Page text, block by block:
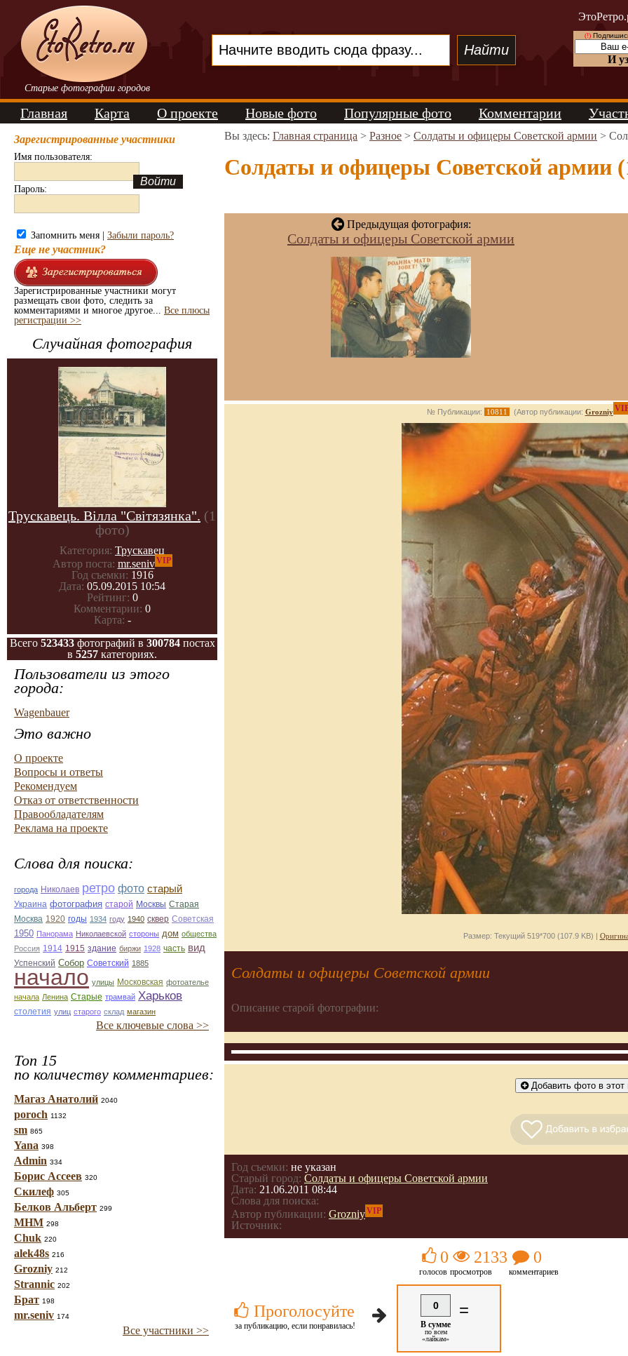
Старые фотографии городов
(!)
И
Главная Карта О проекте Новые фото Популярные фото Комментарии
Зарегистрированные участники
Имя пользователя:
Пароль:
Запомнить меня | Забыли пароль?
Еще не участник?
Зарегистрированные участники могут
размещать свои фото, следить за
комментариями и многое другое... Все плюсы
регистрации >>
Случайная фотография
Трускавець. Вілла "Світязянка". (1
фото)
Категория: Трускавец
Автор поста: mr.senivVIP
Год съемки: 1916
Дата: 05.09.2015 10:54
Рейтинг: 0
Комментарии: 0
Карта: -
Всего 523433фотографий в 300784постах
в 5257 категориях.
Пользователи из этого
города:
Wagenbauer
Это важно
О проекте
Вопросы и ответы
Рекомендуем
Отказ от ответственности
Правообладателям
Реклама на проекте
Слова для поиска:
города Николаев ретро фото старый
Украина фотография старой Москвы Старая
Москва 1920 годы 1934 году 1940 сквер Советская
1950 Панорама Николаевской стороны дом общества
Россия 1914 1915 здание биржи 1928 часть вид
Успенский Собор Советский 1885
начало улицы Московская фотоателье
начала Ленина Старые трамвай Харьков
столетия улиц старого склад магазин
Все ключевые слова >>
Топ 15
по количеству комментариев:
Магаз Анатолий 2040
poroch 1132
sm 865
Yana 398
Admin 334
Борис Ассеев 320
Скилеф 305
Белков Альберт 299
МНМ 298
Chuk 220
alek48s 216
Grozniy 212
Strannic 202
Брат 198
mr.seniv 174
Все участники >>
Вы здесь: Главная страница > Разное > Солдаты и офицеры Советской армии >
Солдаты и офицеры Советской армии
Предыдущая фотография:
Солдаты и офицеры Советской армии
№ Публикации: 10811 (Автор публикации: Grozniy
Размер: Текущий 519*700 (107.9 KB) |
Солдаты и офицеры Советской армии
Описание старой фотографии:
Добавить фото в этот
Год съемки: не указан
Старый город: Солдаты и офицеры Советской армии
Дата: 21.06.2011 08:44
Слова для поиска:
Автор публикации: GrozniyVIP
Источник:
Проголосуйте
за публикацию, если понравилась!
0
голосов
2133
просмотров
0
комментариев
0
В сумме
по всем
«лайкам»
=